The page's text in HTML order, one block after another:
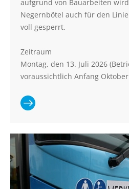
aufgrund von Bauarbeiten
Negernbötel auch für den
voll gesperrt.
Zeitraum
Montag, den 13. Juli 2026
voraussichtlich Anfang
Artikel lesen:
UPDATE:
Vollsperrung
der K91